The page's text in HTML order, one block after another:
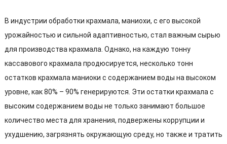
В индустрии обработки крахмала, маниохи, с его высокой
урожайностью и сильной адаптивностью, стал важным сырью
для производства крахмала. Однако, на каждую тонну
кассавового крахмала продюсируется, несколько тонн
остатков крахмала маниоки с содержанием воды на высоком
уровне, как 80% – 90% генерируются. Эти остатки крахмала с
высоким содержанием воды не только занимают большое
количество места для хранения, подвержены коррупции и
ухудшению, загрязнять окружающую среду, но также и тратить